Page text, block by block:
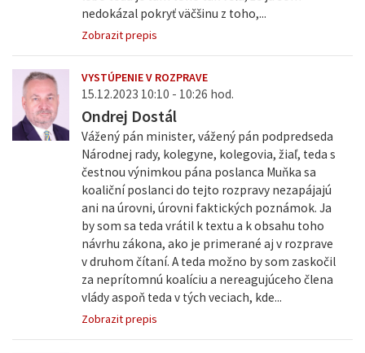
nedokázal pokryť väčšinu z toho,...
Zobrazit prepis
VYSTÚPENIE V ROZPRAVE
15.12.2023 10:10 - 10:26 hod.
Ondrej Dostál
Vážený pán minister, vážený pán podpredseda
Národnej rady, kolegyne, kolegovia, žiaľ, teda s
čestnou výnimkou pána poslanca Muňka sa
koaliční poslanci do tejto rozpravy nezapájajú
ani na úrovni, úrovni faktických poznámok. Ja
by som sa teda vrátil k textu a k obsahu toho
návrhu zákona, ako je primerané aj v rozprave
v druhom čítaní. A teda možno by som zaskočil
za neprítomnú koalíciu a nereagujúceho člena
vlády aspoň teda v tých veciach, kde...
Zobrazit prepis